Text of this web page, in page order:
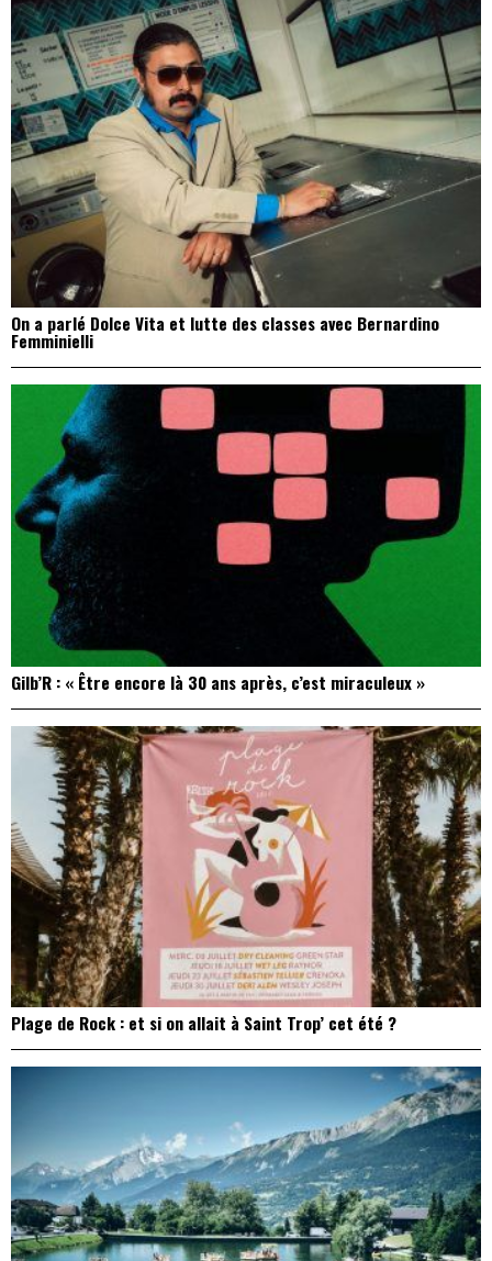
On a parlé Dolce Vita et lutte des classes avec Bernardino
Femminielli
Gilb’R : « Être encore là 30 ans après, c’est miraculeux »
Plage de Rock : et si on allait à Saint Trop’ cet été ?